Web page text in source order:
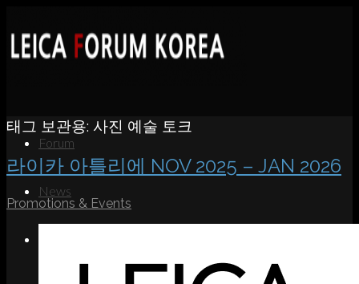
Forum
News
태그 보관용: 사진 예술 토크
라이카 아틀리에 NOV 2025 – JAN 2026
Promotions & Events